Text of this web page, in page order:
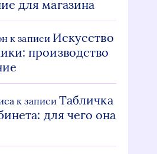
для магазина
к записи Искусство
производство
к записиТабличка
для чего она